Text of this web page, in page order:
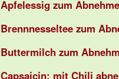
Apfelessig zum
Brennnesseltee zum
Buttermilch zum
Capsaicin: mit Chili